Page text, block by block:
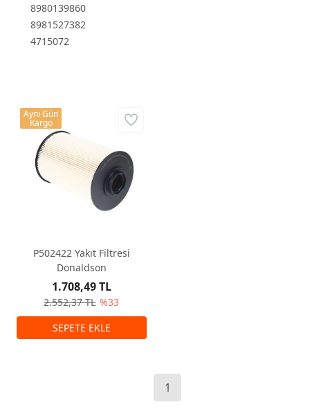
8980139860
8981527382
4715072
P502422 Yakıt Filtresi
Donaldson
2.552,37 TL %33
1.708,49 TL
Aynı Gün
Kargo
1